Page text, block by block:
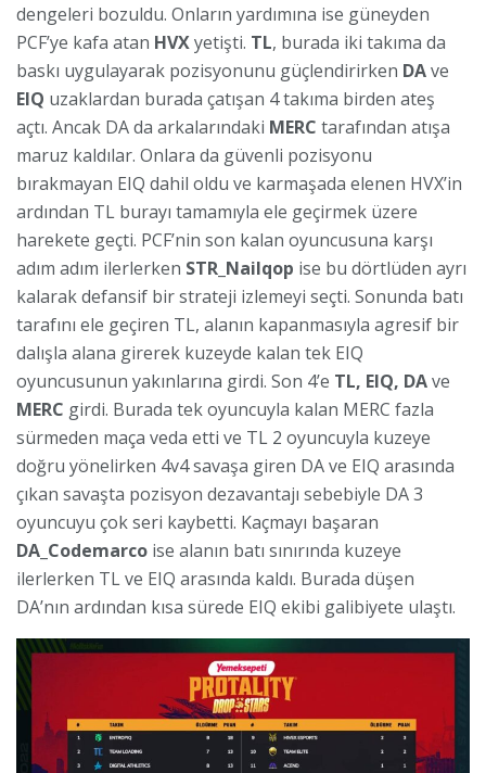
dengeleri bozuldu. Onların yardımına ise güneyden
PCF’ye kafa atan HVXyetişti. TL, burada iki takıma da
baskı uygulayarak pozisyonunu güçlendirirken DAve
EIQ uzaklardan burada çatışan 4 takıma birden ateş
açtı. Ancak DA da arkalarındaki MERC tarafından atışa
maruz kaldılar. Onlara da güvenli pozisyonu
bırakmayan EIQ dahil oldu ve karmaşada elenen HVX’in
ardından TL burayı tamamıyla ele geçirmek üzere
harekete geçti. PCF’nin son kalan oyuncusuna karşı
adım adım ilerlerken STR_Nailqop ise bu dörtlüden ayrı
kalarak defansif bir strateji izlemeyi seçti. Sonunda batı
tarafını ele geçiren TL, alanın kapanmasıyla agresif bir
dalışla alana girerek kuzeyde kalan tek EIQ
oyuncusunun yakınlarına girdi. Son 4’e TL, EIQ, DAve
MERC girdi. Burada tek oyuncuyla kalan MERC fazla
sürmeden maça veda etti ve TL 2 oyuncuyla kuzeye
doğru yönelirken 4v4 savaşa giren DA ve EIQ arasında
çıkan savaşta pozisyon dezavantajı sebebiyle DA 3
oyuncuyu çok seri kaybetti. Kaçmayı başaran
DA_Codemarco ise alanın batı sınırında kuzeye
ilerlerken TL ve EIQ arasında kaldı. Burada düşen
DA’nın ardından kısa sürede EIQ ekibi galibiyete ulaştı.